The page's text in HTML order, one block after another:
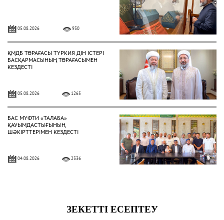
05.08.2026 930
ҚМДБ ТӨРАҒАСЫ ТҮРКИЯ ДІН ІСТЕРІ
БАСҚАРМАСЫНЫҢ ТӨРАҒАСЫМЕН
КЕЗДЕСТІ
05.08.2026 1265
БАС МҮФТИ «ТАЛАБА»
ҚАУЫМДАСТЫҒЫНЫҢ
ШӘКІРТТЕРІМЕН КЕЗДЕСТІ
04.08.2026 2336